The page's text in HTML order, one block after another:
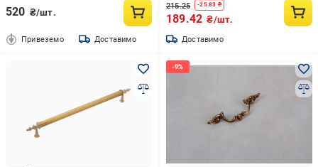
520 ₴/шт.
Привеземо Доставимо
215.25 -25.83 ₴
189.42 ₴/шт.
Доставимо